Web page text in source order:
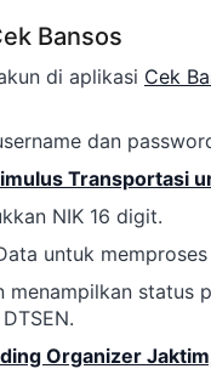
Bansos
di aplikasi Cek
dan
Transportasi
NIK 16 digit.
untuk
status
Organizer